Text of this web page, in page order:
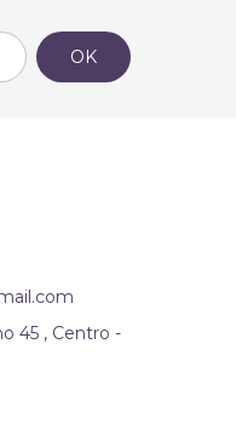
45 , Centro -